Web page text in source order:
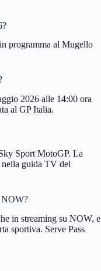
programma al Mugello
2026 alle 14:00 ora
al GP Italia.
Sport MotoGP. La
guida TV del
NOW?
in streaming su NOW, e
sportiva. Serve Pass